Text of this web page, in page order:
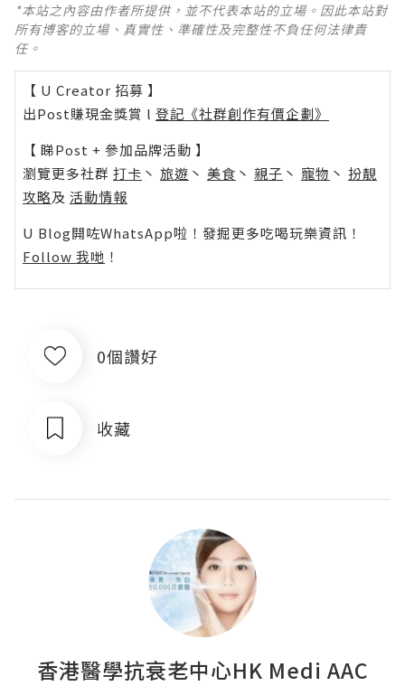
*本站之內容由作者所提供，並不代表本站的立場。因此本站對
所有博客的立場、真實性、準確性及完整性不負任何法律責
任。
【 U Creator 招募 】
出Post賺現金獎賞 l 登記《社群創作有價企劃》
【 睇Post + 參加品牌活動 】
瀏覽更多社群 打卡 丶 旅遊 丶 美食 丶 親子 丶 寵物 丶 扮靚
攻略及 活動情報
U Blog開咗WhatsApp啦！發掘更多吃喝玩樂資訊！
Follow 我哋 ！
0個讚好
收藏
香港醫學抗衰老中心HK Medi AAC